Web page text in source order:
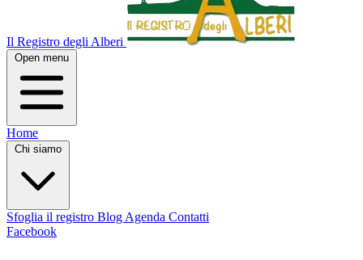
Il Registro degli Alberi
Open menu
Home
Chi siamo
Sfoglia il registro Blog Agenda Contatti
Facebook